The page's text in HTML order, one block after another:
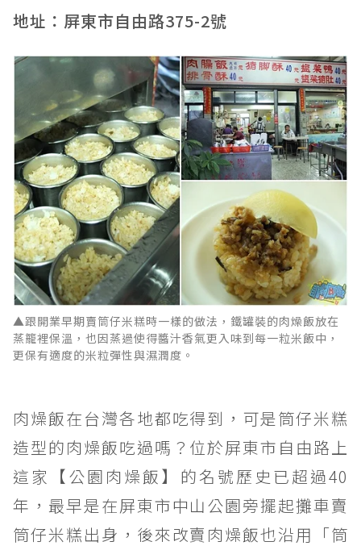
地址：屏東市自由路375-2號
▲跟開業早期賣筒仔米糕時一樣的做法，鐵罐裝的肉燥飯放在
蒸籠裡保溫，也因蒸過使得醬汁香氣更入味到每一粒米飯中，
更保有適度的米粒彈性與濕潤度。
肉燥飯在台灣各地都吃得到，可是筒仔米糕
造型的肉燥飯吃過嗎？位於屏東市自由路上
這家【公園肉燥飯】的名號歷史已超過40
年，最早是在屏東市中山公園旁擺起攤車賣
筒仔米糕出身，後來改賣肉燥飯也沿用「筒